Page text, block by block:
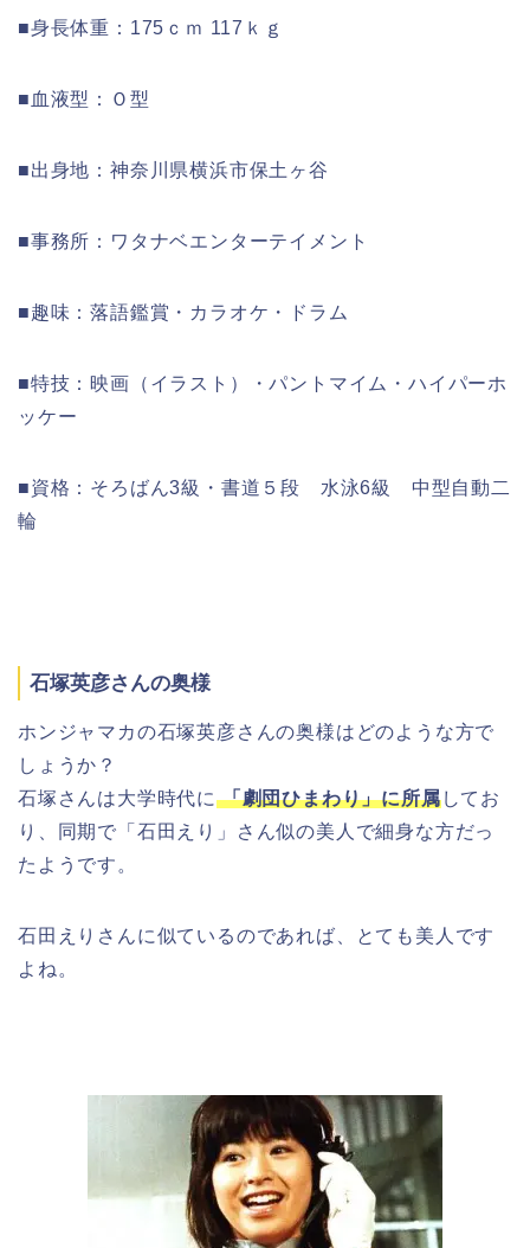
■身長体重：175ｃｍ 117ｋｇ
■血液型：Ｏ型
■出身地：神奈川県横浜市保土ヶ谷
■事務所：ワタナベエンターテイメント
■趣味：落語鑑賞・カラオケ・ドラム
■特技：映画（イラスト）・パントマイム・ハイパーホ
ッケー
■資格：そろばん3級・書道５段 水泳6級 中型自動二
輪
石塚英彦さんの奥様
ホンジャマカの石塚英彦さんの奥様はどのような方で
しょうか？
石塚さんは大学時代に「劇団ひまわり」に所属してお
り、同期で「石田えり」さん似の美人で細身な方だっ
たようです。
石田えりさんに似ているのであれば、とても美人です
よね。